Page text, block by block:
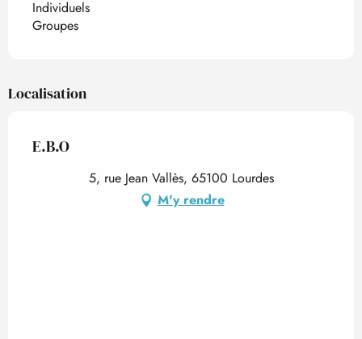
Individuels
Groupes
Localisation
E.B.O
5, rue Jean Vallès, 65100 Lourdes
M'y rendre